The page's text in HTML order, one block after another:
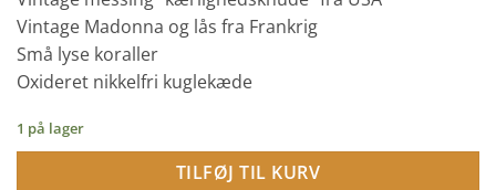
Vintage Madonna og lås fra Frankrig
Små lyse koraller
Oxideret nikkelfri kuglekæde
1 på lager
TILFØJ TIL KURV